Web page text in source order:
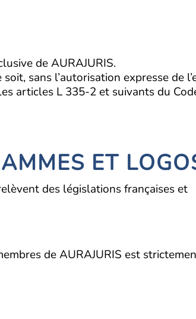
de AURAJURIS.
sans l’autorisation expresse de
articles L 335-2 et suivants du
ET
des législations françaises et
de AURAJURIS est